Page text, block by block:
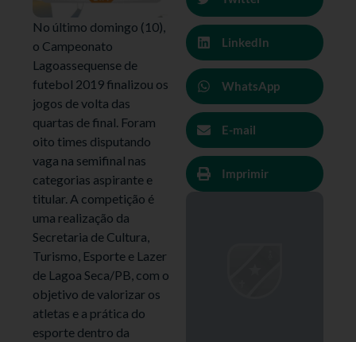
No último domingo (10),
o Campeonato
Lagoassequense de
futebol 2019 finalizou os
jogos de volta das
quartas de final. Foram
oito times disputando
vaga na semifinal nas
categorias aspirante e
titular. A competição é
uma realização da
Secretaria de Cultura,
Turismo, Esporte e Lazer
de Lagoa Seca/PB, com o
objetivo de valorizar os
atletas e a prática do
esporte dentro da
LinkedIn
WhatsApp
E-mail
Imprimir